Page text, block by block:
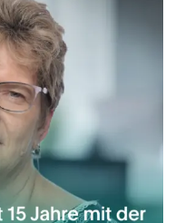
mit